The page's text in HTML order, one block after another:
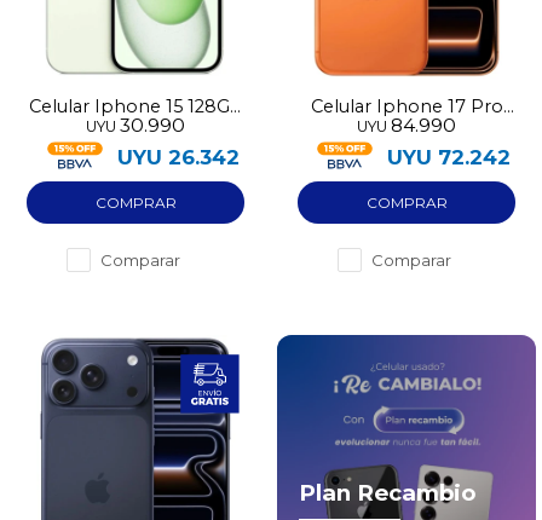
Celular Iphone 15 128GB
pre-utilizado
UYU 30.990
UYU 26.342
Comparar
Celular Iphone 17 Pro
256GB Nuevo
UYU 84.990
UYU 72.242
Comparar
Plan Recambio